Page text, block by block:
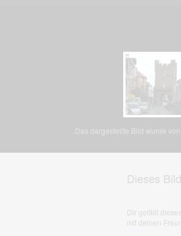
Das dargestellte Bild wurde
Dieses
Dir gefällt
mit deinen